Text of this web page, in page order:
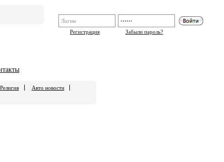
Регистрация
Забыли пароль?
Религия
Авто новости